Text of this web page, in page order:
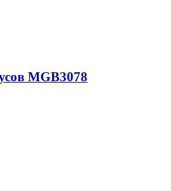
MGB3078